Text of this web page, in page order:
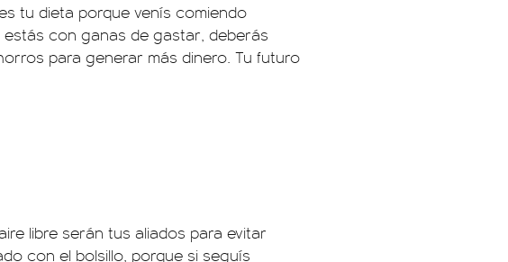
tu dieta porque venís comiendo
con ganas de gastar, deberás
para generar más dinero. Tu futuro
libre serán tus aliados para evitar
con el bolsillo, porque si seguís